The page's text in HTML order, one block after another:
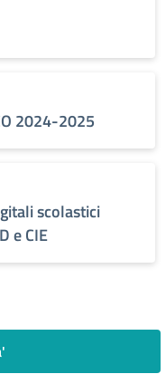
2024-2025
scolastici
e CIE